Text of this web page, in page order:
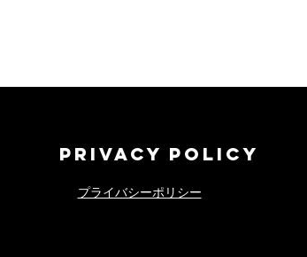
PRIVACY POLICY
プライバシーポリシー